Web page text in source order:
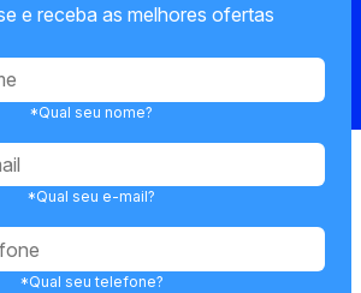
e receba as melhores ofertas
*Qual seu nome?
*Qual seu e-mail?
*Qual seu telefone?